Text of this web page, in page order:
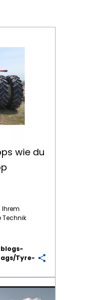
wie du
Ihrem
tyre-